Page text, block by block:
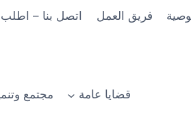
فريق العمل اتصل بنا –
قضايا عامة مجتمع